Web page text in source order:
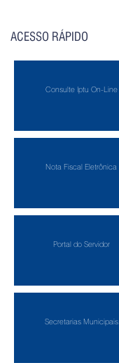
ACESSO RÁPIDO
Consulte Iptu On-Line
Nota Fiscal Eletrônica
Portal do Servidor
Secretarias Municipais